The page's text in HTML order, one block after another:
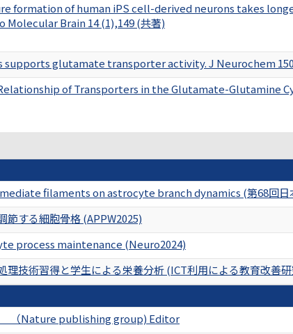
formation of human iPS cell-derived neurons takes
Brain 14 (1),149 (共著)
supports glutamate transporter activity. J Neurochem 150
of Transporters in the Glutamate-Glutamine
filaments on astrocyte branch dynamics (第68回日
節する細胞骨格 (APPW2025)
process maintenance (Neuro2024)
理技術習得と学生による栄養分析 (ICT利用による教育改善
（Nature publishing group) Editor